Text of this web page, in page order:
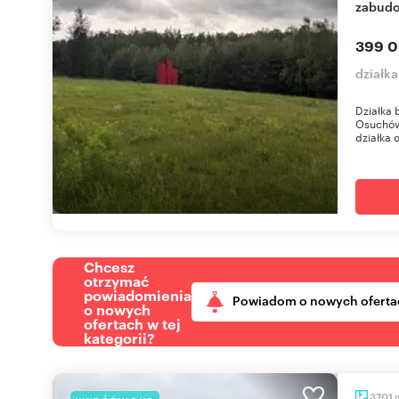
399
działka
Chcesz
otrzymać
powiadomienia
o nowych
ofertach w tej
kategorii?
Powiadom o nowych
3701